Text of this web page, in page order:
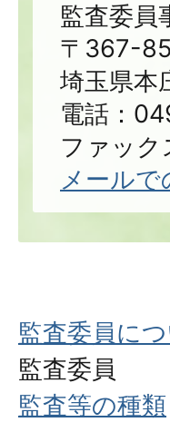
監査委員
〒367-
埼玉県本
電話：
ファッ
メール
監査委員に
監査委員
監査等の種類